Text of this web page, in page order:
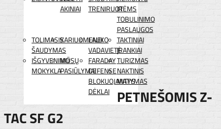
AKINIAI
TRENIRUOTĖMS
IR
TOBULINIMO
PASLAUGOS
TOLIMASIS
ŠAUDYMAS
KARIUOMENEI
LAUKO
VADAVIETĖ
TAKTINIAI
ĮRANKIAI
IŠGYVENIMO
MOKYKLA
MŪSŲ
PASIŪLYMAI
FARADAY
DEFENSE
BLOKUOJANTYS
DĖKLAI
TURIZMAS
NAKTINIS
MATYMAS
PETNEŠOMIS Z-
TAC SF G2